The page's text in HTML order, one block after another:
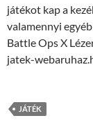
játékot kap a
valamennyi
Battle Ops X
jatek-
JÁTÉK